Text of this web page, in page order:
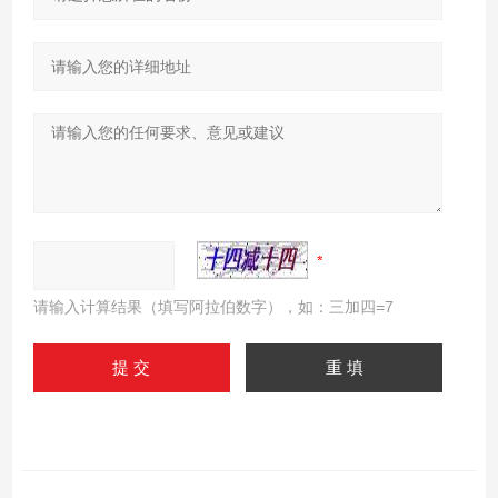
请输入计算结果（填写阿拉伯数字），如：三加四=7